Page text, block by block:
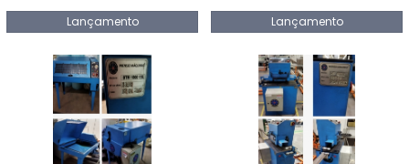
Lançamento Lançamento